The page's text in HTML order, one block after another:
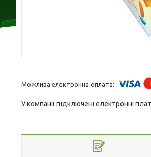
У компанії підключені електронні